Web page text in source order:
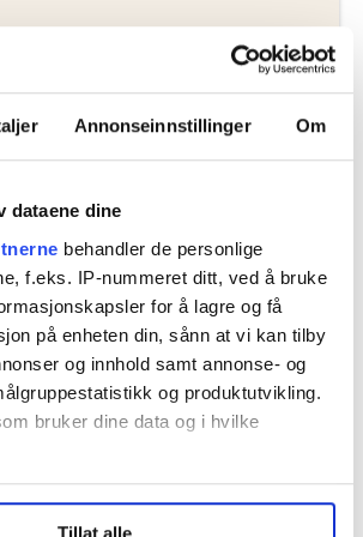
Annonseinnstillinger Om
dataene dine
behandler de personlige
f.eks. IP-nummeret ditt, ved å bruke
for å lagre og få
på enheten din, sånn at vi kan tilby
og innhold samt annonse- og
og produktutvikling.
bruker dine data og i hvilke
du lese om hvordan dine personlige
fra
ansatte i staten og
med statlig tilknytning.
oss